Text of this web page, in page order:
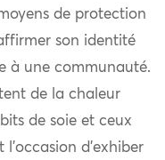
de protection
son identité
à une communauté.
de la chaleur
de soie et ceux
d’exhiber